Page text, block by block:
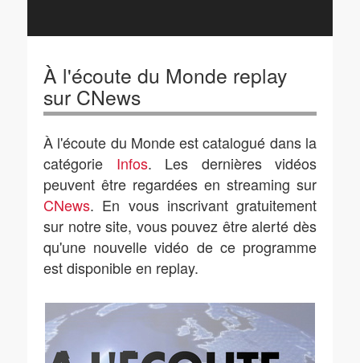
À l'écoute du Monde replay
sur CNews
À l'écoute du Monde est catalogué dans la
catégorie Infos. Les dernières vidéos
peuvent être regardées en streaming sur
CNews. En vous inscrivant gratuitement
sur notre site, vous pouvez être alerté dès
qu'une nouvelle vidéo de ce programme
est disponible en replay.